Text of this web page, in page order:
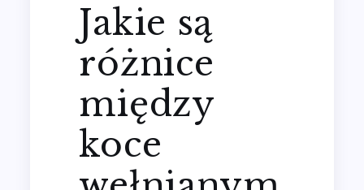
Jakie są
różnice
między
koce